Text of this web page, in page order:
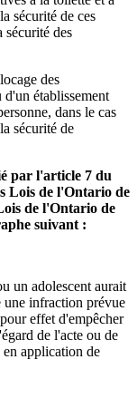
sécurité de ces
sécurité des
des
établissement
dans le cas
sécurité de
par l'article 7 du
Lois de l'Ontario de
de l'Ontario de
suivant :
un adolescent aurait
une infraction prévue
effet d'empêcher
de l'acte ou de
application de